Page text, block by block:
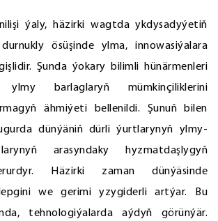
ýaly, häzirki wagtda ykdysadyýetiň
ösüşinde ylma, innowasiýalara
Şunda ýokary bilimli hünärmenleri
ylmy barlaglaryň mümkinçiliklerini
ähmiýeti bellenildi. Şunuň bilen
dünýäniň dürli ýurtlarynyň ylmy-
arasyndaky hyzmatdaşlygyň
Häzirki zaman dünýäsinde
we gerimi yzygiderli artýar. Bu
tehnologiýalarda aýdyň görünýär.